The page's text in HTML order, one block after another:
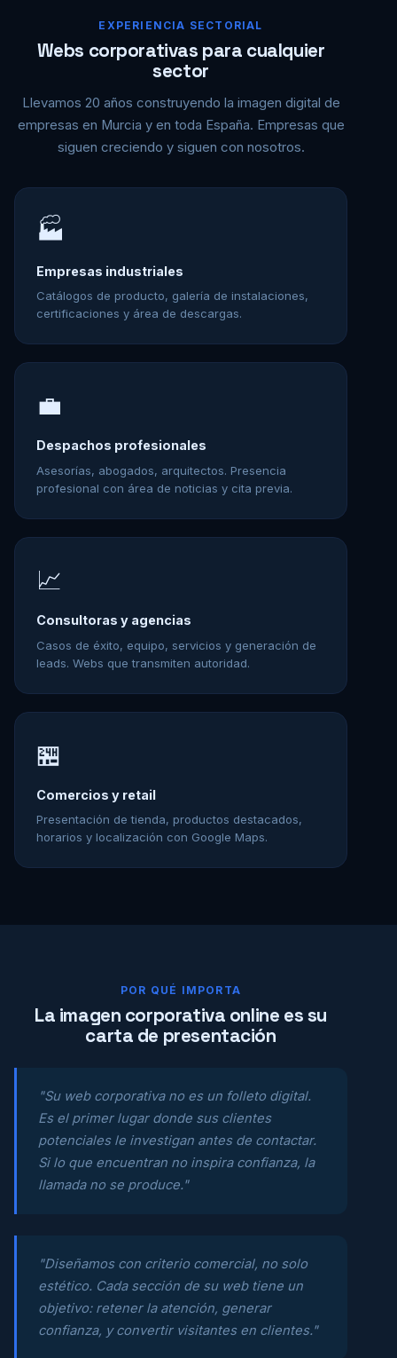
EXPERIENCIA SECTORIAL
Webs corporativas para cualquier
sector
Llevamos 20 años construyendo la imagen digital de
empresas en Murcia y en toda España. Empresas que
siguen creciendo y siguen con nosotros.
🏭
Empresas industriales
Catálogos de producto, galería de instalaciones,
certificaciones y área de descargas.
💼
Despachos profesionales
Asesorías, abogados, arquitectos. Presencia
profesional con área de noticias y cita previa.
📈
Consultoras y agencias
Casos de éxito, equipo, servicios y generación de
leads. Webs que transmiten autoridad.
🏪
Comercios y retail
Presentación de tienda, productos destacados,
horarios y localización con Google Maps.
POR QUÉ IMPORTA
La imagen corporativa online es su
carta de presentación
"Su web corporativa no es un folleto digital.
Es el primer lugar donde sus clientes
potenciales le investigan antes de contactar.
Si lo que encuentran no inspira confianza, la
llamada no se produce."
"Diseñamos con criterio comercial, no solo
estético. Cada sección de su web tiene un
objetivo: retener la atención, generar
confianza, y convertir visitantes en clientes."